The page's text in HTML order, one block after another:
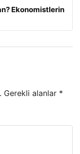
Ekonomistlerin
Gerekli alanlar *